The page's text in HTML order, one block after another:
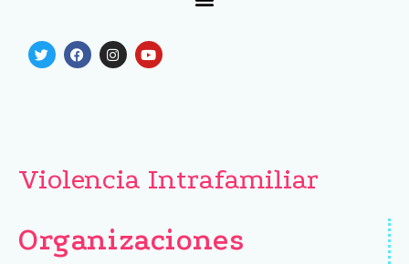
Violencia Intrafamiliar
Organizaciones